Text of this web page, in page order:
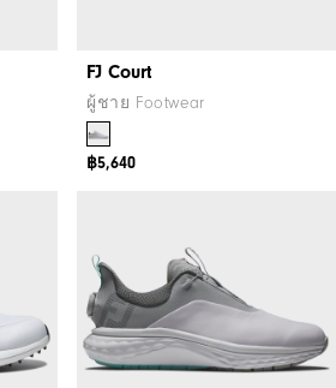
FJ Court
ผู้ชาย Footwear
฿5,640